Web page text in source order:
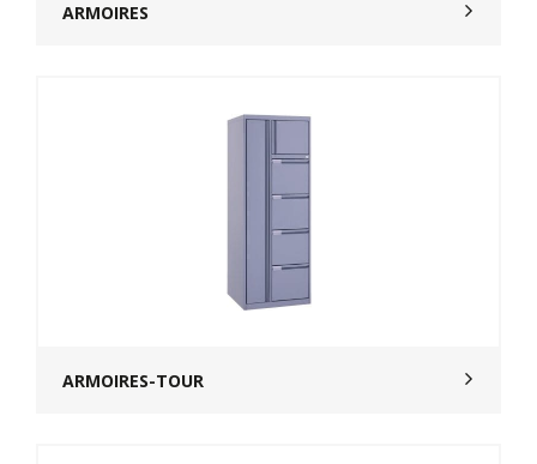
ARMOIRES
ARMOIRES-TOUR